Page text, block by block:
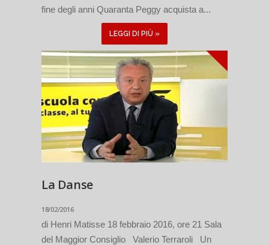
fine degli anni Quaranta Peggy acquista a...
LEGGI DI PIÙ »
La Danse
18/02/2016
di Henri Matisse 18 febbraio 2016, ore 21 Sala
del Maggior Consiglio Valerio Terraroli Un